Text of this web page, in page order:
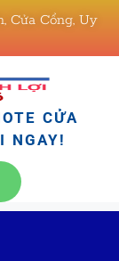
Cửa Cổng, Uy
CỬA
NGAY!